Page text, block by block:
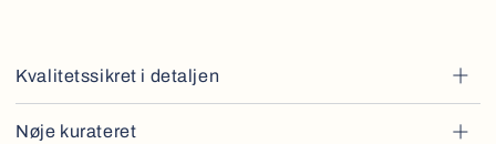
Kvalitetssikret i detaljen
Nøje kurateret